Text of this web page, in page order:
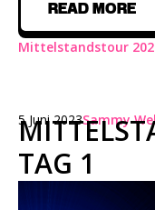
READ MORE
Mittelstandstour
TAG 1
5 Juni 2023Sammy